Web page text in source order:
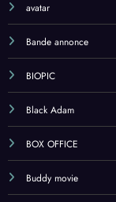
avatar
Bande annonce
BIOPIC
Black Adam
BOX OFFICE
Buddy movie